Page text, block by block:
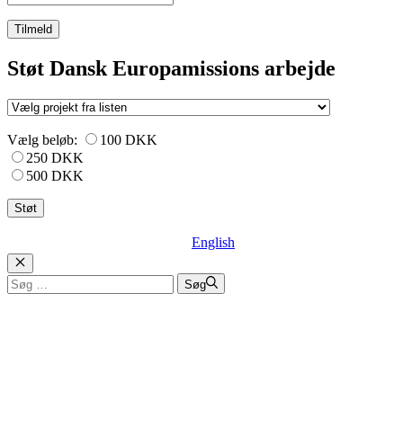
Tilmeld
Støt Dansk Europamissions arbejde
Vælg beløb:
100 DKK
250 DKK
500 DKK
English
Luk
Søg
efter:
Søg